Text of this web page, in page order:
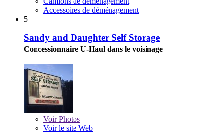
Accessoires de déménagement
5
Sandy and Daughter Self Storage
Concessionnaire U-Haul dans le voisinage
VoirPhotos
Voir le site Web